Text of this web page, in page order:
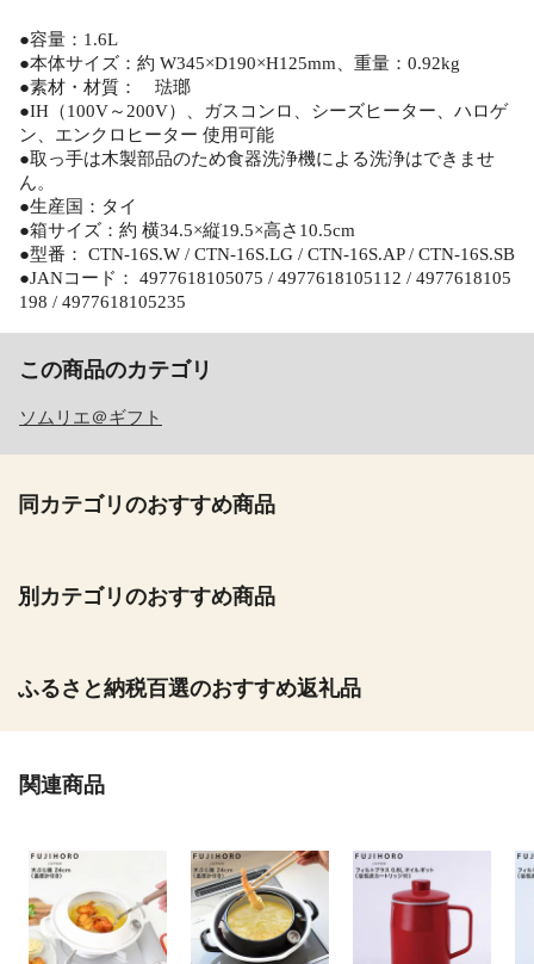
●容量：1.6L
●本体サイズ：約 W345×D190×H125mm、重量：0.92kg
●素材・材質： 琺瑯
●IH（100V～200V）、ガスコンロ、シーズヒーター、ハロゲ
ン、エンクロヒーター 使用可能
●取っ手は木製部品のため食器洗浄機による洗浄はできませ
ん。
●生産国：タイ
●箱サイズ：約 横34.5×縦19.5×高さ10.5cm
●型番： CTN-16S.W / CTN-16S.LG / CTN-16S.AP / CTN-16S.SB
●JANコード： 4977618105075 / 4977618105112 / 4977618105
198 / 4977618105235
この商品のカテゴリ
ソムリエ＠ギフト
同カテゴリのおすすめ商品
別カテゴリのおすすめ商品
ふるさと納税百選のおすすめ返礼品
関連商品